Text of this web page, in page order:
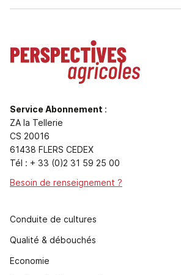
Service Abonnement :
ZA la Tellerie
CS 20016
61438 FLERS CEDEX
Tél : + 33 (0)2 31 59 25 00
Besoin de renseignement ?
Conduite de cultures
Qualité & débouchés
Economie